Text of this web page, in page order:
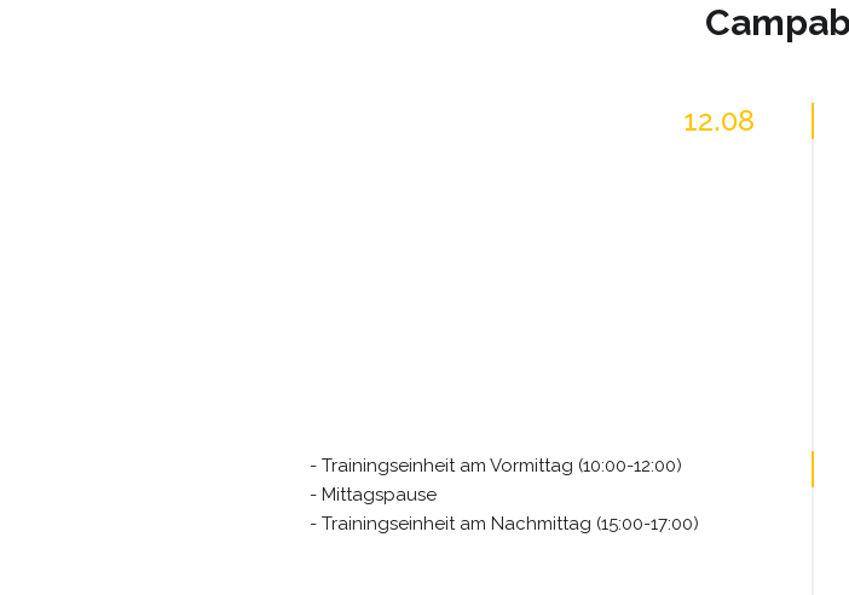
12.08
- Trainingseinheit am Vormittag (10:00-12:00)
- Mittagspause
- Trainingseinheit am Nachmittag (15:00-17:00)